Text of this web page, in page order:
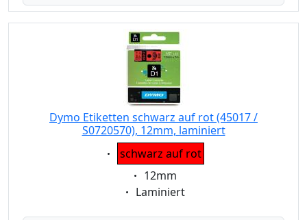
Dymo Etiketten schwarz auf rot (45017 /
S0720570), 12mm, laminiert
Eigenschaft:
schwarz auf rot
Eigenschaft:
12mm
Eigenschaft:
Laminiert